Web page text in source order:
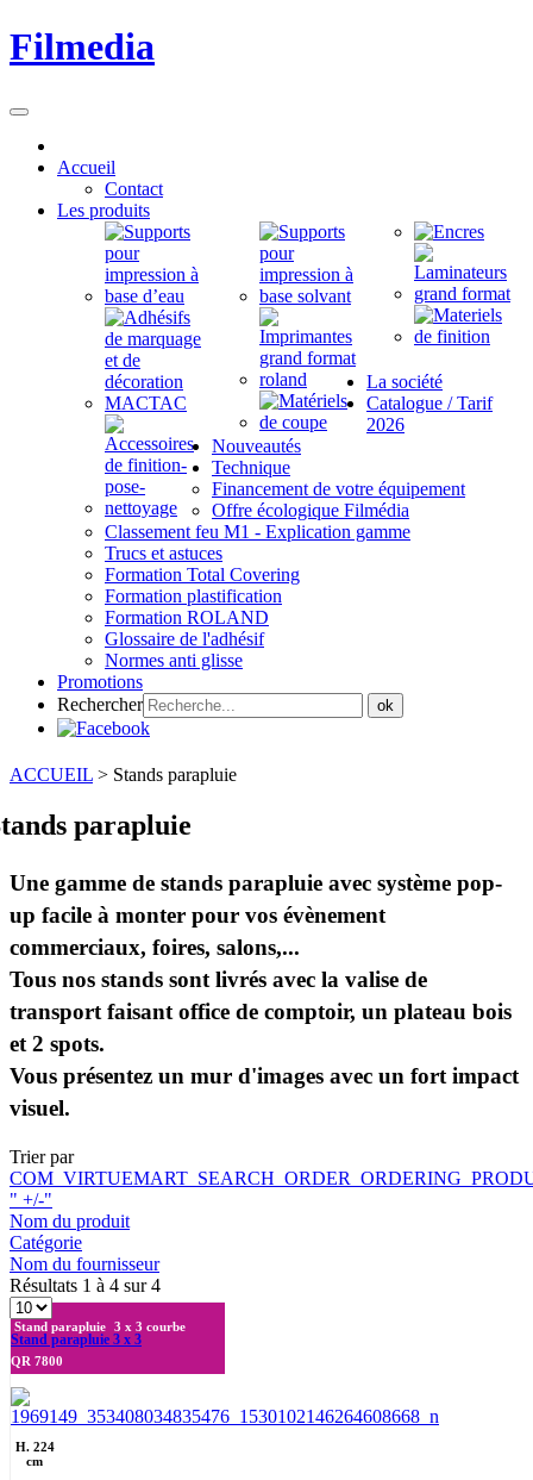
Filmedia
Accueil
Contact
Les produits
La société
Catalogue / Tarif
2026
Nouveautés
Technique
Financement de votre équipement
Offre écologique Filmédia
Classement feu M1 - Explication gamme
Trucs et astuces
Formation Total Covering
Formation plastification
Formation ROLAND
Glossaire de l'adhésif
Normes anti glisse
Promotions
Rechercher
ok
ACCUEIL > Stands parapluie
parapluie
Une gamme de stands parapluie avec système pop-
up facile à monter pour vos évènement
commerciaux, foires, salons,...
Tous nos stands sont livrés avec la valise de
transport faisant office de comptoir, un plateau bois
et 2 spots.
Vous présentez un mur d'images avec un fort impact
visuel.
Trier par
" +/-"
Nom du produit
Catégorie
Nom du fournisseur
Résultats 1 à 4 sur 4
Stand parapluie 3 x 3 courbe
Stand parapluie 3 x 3
QR 7800
H. 224
cm